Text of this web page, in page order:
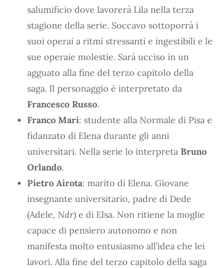
salumificio dove lavorerà Lila nella terza
stagione della serie. Soccavo sottoporrà i
suoi operai a ritmi stressanti e ingestibili e le
sue operaie molestie. Sarà ucciso in un
agguato alla fine del terzo capitolo della
saga. Il personaggio è interpretato da
Francesco Russo.
Franco Mari: studente alla Normale di Pisa e
fidanzato di Elena durante gli anni
universitari. Nella serie lo interpreta Bruno
Orlando.
Pietro Airota: marito di Elena. Giovane
insegnante universitario, padre di Dede
(Adele, Ndr) e di Elsa. Non ritiene la moglie
capace di pensiero autonomo e non
manifesta molto entusiasmo all’idea che lei
lavori. Alla fine del terzo capitolo della saga